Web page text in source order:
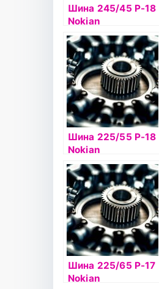
Шина 245/45 Р-18
Nokian
Hakkapelitta 8
100T б/к шип
Шина 225/55 Р-18
Nokian
Hakkapelitta 8 SUV
102T б/к шип
Шина 225/65 Р-17
Nokian